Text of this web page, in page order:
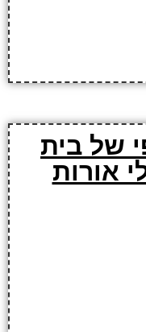
של בית
אורות